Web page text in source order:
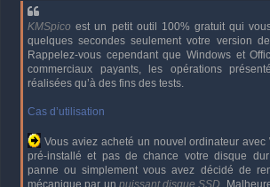
KMSpico est un petit outil 100% gratuit qui
quelques secondes seulement votre version
Rappelez-vous cependant que Windows et
commerciaux payants, les opérations
réalisées qu’à des fins des tests.
Cas d’utilisation
Vous aviez acheté un nouvel ordinateur avec
pré-installé et pas de chance votre disque
panne ou simplement vous avez décidé de
mécanique par un puissant disque SSD.